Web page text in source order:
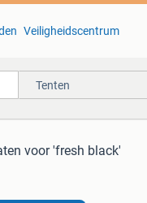
Veiligheidscentrum
Tenten
voor 'fresh black'